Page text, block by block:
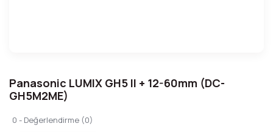
Panasonic LUMIX GH5 II + 12-60mm (DC-
GH5M2ME)
0 - Değerlendirme (0)